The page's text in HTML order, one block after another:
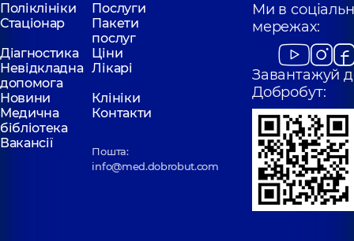
Поліклініки
Послуги
Стаціонар
Пакети
послуг
Діагностика
Ціни
Невідкладна
допомога
Лікарі
Новини
Клініки
Медична
бібліотека
Контакти
Вакансії
Пошта:
info@med.dobrobut.com
Ми в
мережах:
Завантажуй
Добробут: